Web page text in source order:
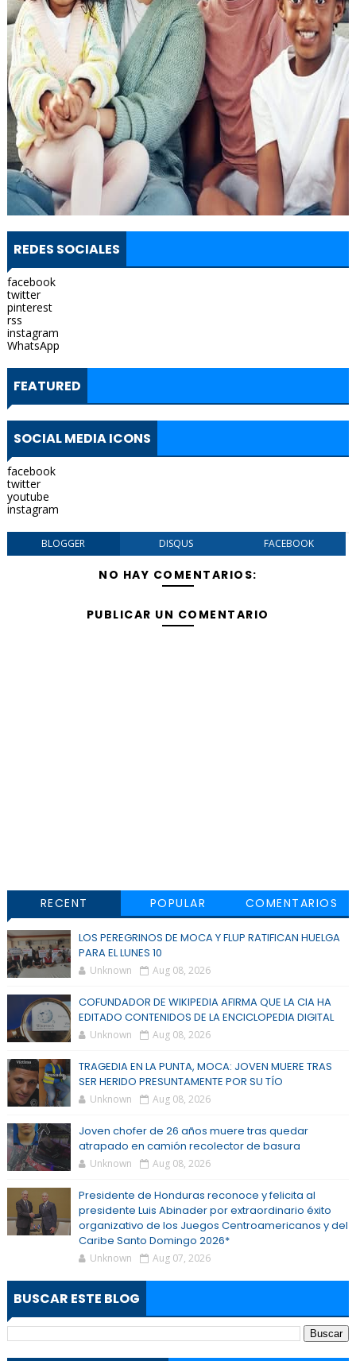
REDES SOCIALES
facebook
twitter
pinterest
rss
instagram
WhatsApp
FEATURED
SOCIAL MEDIA ICONS
facebook
twitter
youtube
instagram
BLOGGER DISQUS FACEBOOK
NO HAY COMENTARIOS:
PUBLICAR UN COMENTARIO
RECENT POPULAR COMENTARIOS
LOS PEREGRINOS DE MOCA Y FLUP RATIFICAN HUELGA
PARA EL LUNES 10
Unknown Aug 08, 2026
COFUNDADOR DE WIKIPEDIA AFIRMA QUE LA CIA HA
EDITADO CONTENIDOS DE LA ENCICLOPEDIA DIGITAL
Unknown Aug 08, 2026
TRAGEDIA EN LA PUNTA, MOCA: JOVEN MUERE TRAS
SER HERIDO PRESUNTAMENTE POR SU TÍO
Unknown Aug 08, 2026
Joven chofer de 26 años muere tras quedar
atrapado en camión recolector de basura
Unknown Aug 08, 2026
Presidente de Honduras reconoce y felicita al
presidente Luis Abinader por extraordinario éxito
organizativo de los Juegos Centroamericanos y del
Caribe Santo Domingo 2026*
Unknown Aug 07, 2026
BUSCAR ESTE BLOG